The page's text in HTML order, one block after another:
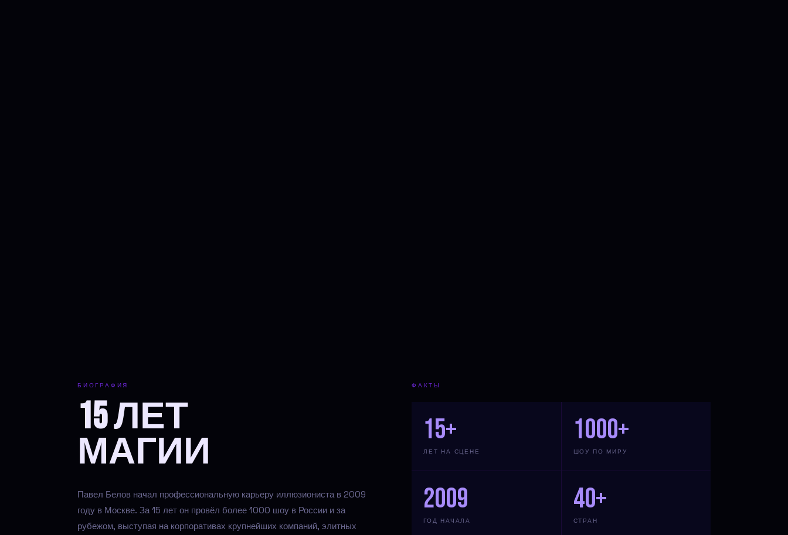
БИОГРАФИЯ
15 ЛЕТ
МАГИИ
Павел Белов начал профессиональную карьеру иллюзиониста в 2009
году в Москве. За 15 лет он провёл более 1000 шоу в России и за
рубежом, выступая на корпоративах крупнейших компаний, элитных
ФАКТЫ
15+
ЛЕТ НА СЦЕНЕ
1000+
ШОУ ПО МИРУ
2009
ГОД НАЧАЛА
40+
СТРАН